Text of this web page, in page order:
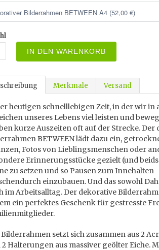
IN DEN WARENKORB
Merkmale Versand
heutigen schnelllebigen Zeit, in der wir in
unseres Lebens viel leisten und
kurze Auszeiten oft auf der Strecke. Der
BETWEEN lädt dazu ein,
Fotos von Lieblingsmenschen oder
Erinnerungsstücke gezielt (und
zu setzen und so Pausen zum Innehalten
einzubauen. Und das sowohl
im Arbeitsalltag. Der dekorative
ein perfektes Geschenk für gestresste
setzt sich zusammen aus 2
Halterungen aus massiver geölter Eiche.